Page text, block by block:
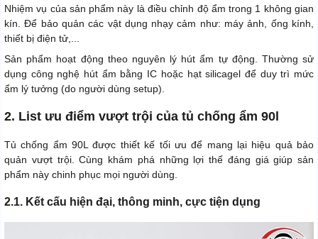
Nhiệm vụ của sản phẩm này là điều chỉnh độ ẩm trong 1 không gian
kín. Để bảo quản các vật dụng nhạy cảm như: máy ảnh, ống kính,
thiết bị điện tử,...
Sản phẩm hoạt động theo nguyên lý hút ẩm tự động. Thường sử
dụng công nghệ hút ẩm bằng IC hoặc hạt silicagel để duy trì mức
ẩm lý tưởng (do người dùng setup).
2. List ưu điểm vượt trội của tủ chống ẩm 90l
Tủ chống ẩm 90L được thiết kế tối ưu để mang lại hiệu quả bảo
quản vượt trội. Cùng khám phá những lợi thế đáng giá giúp sản
phẩm này chinh phục mọi người dùng.
2.1. Kết cấu hiện đại, thông minh, cực tiện dụng